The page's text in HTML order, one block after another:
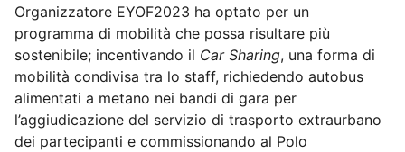
Organizzatore EYOF2023 ha optato per un
programma di mobilità che possa risultare più
sostenibile; incentivando il Car Sharing, una forma di
mobilità condivisa tra lo staff, richiedendo autobus
alimentati a metano nei bandi di gara per
l’aggiudicazione del servizio di trasporto extraurbano
dei partecipanti e commissionando al Polo